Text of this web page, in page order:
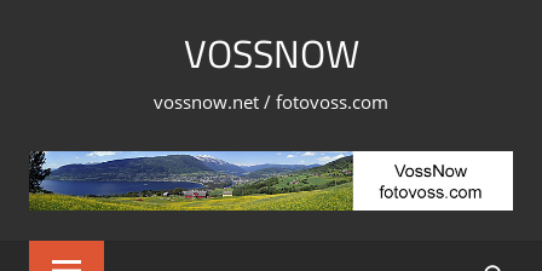
VOSSNOW
vossnow.net / fotovoss.com